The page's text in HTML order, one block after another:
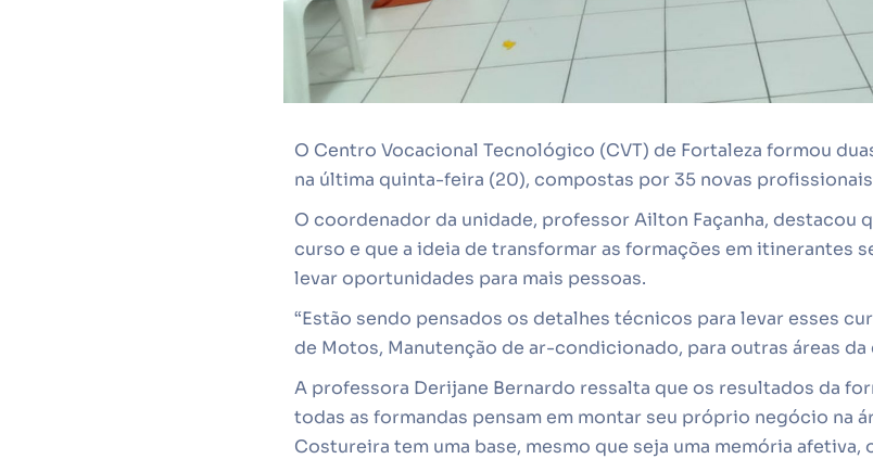
O Centro Vocacional Tecnológico (CVT) de Fortaleza formou
na última quinta-feira (20), compostas por 35 novas
O coordenador da unidade, professor Ailton Façanha, destacou
curso e que a ideia de transformar as formações em itinerantes
levar oportunidades para mais pessoas.
“Estão sendo pensados os detalhes técnicos para levar esses
de Motos, Manutenção de ar-condicionado, para outras áreas da
A professora Derijane Bernardo ressalta que os resultados da
todas as formandas pensam em montar seu próprio negócio na
Costureira tem uma base, mesmo que seja uma memória afetiva,